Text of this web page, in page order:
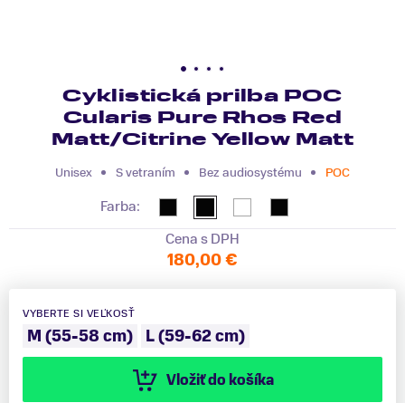
Cyklistická prilba POC
Cularis Pure Rhos Red
Matt/Citrine Yellow Matt
Unisex S vetraním Bez audiosystému POC
Farba:
Cena s DPH
180,00 €
VYBERTE SI VEĽKOSŤ
M (55-58 cm) L (59-62 cm)
Vložiť do košíka